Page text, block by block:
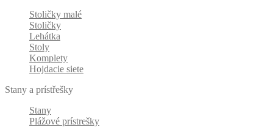
Stoličky malé
Stoličky
Lehátka
Stoly
Komplety
Hojdacie siete
Stany a prístřešky
Stany
Plážové prístrešky